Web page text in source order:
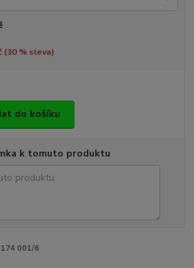
(30% sleva)
do košíku
k tomuto produktu
174 001/6